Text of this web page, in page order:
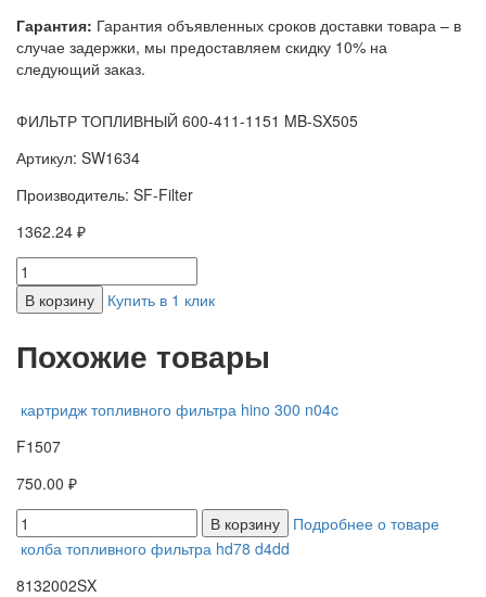
Гарантия: Гарантия объявленных сроков доставки товара – в
случае задержки, мы предоставляем скидку 10% на
следующий заказ.
ФИЛЬТР ТОПЛИВНЫЙ 600-411-1151 MB-SX505
Артикул: SW1634
Производитель: SF-Filter
1362.24 ₽
В корзину Купить в 1 клик
Похожие товары
картридж топливного фильтра hino 300 n04c
F1507
750.00 ₽
В корзину
Подробнее о товаре
колба топливного фильтра hd78 d4dd
8132002SX